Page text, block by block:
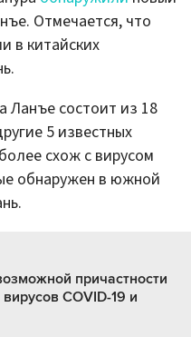
Отмечается, что
в китайских
Ланъе состоит из 18
5 известных
схож с вирусом
обнаружен в южной
причастности
COVID-19 и